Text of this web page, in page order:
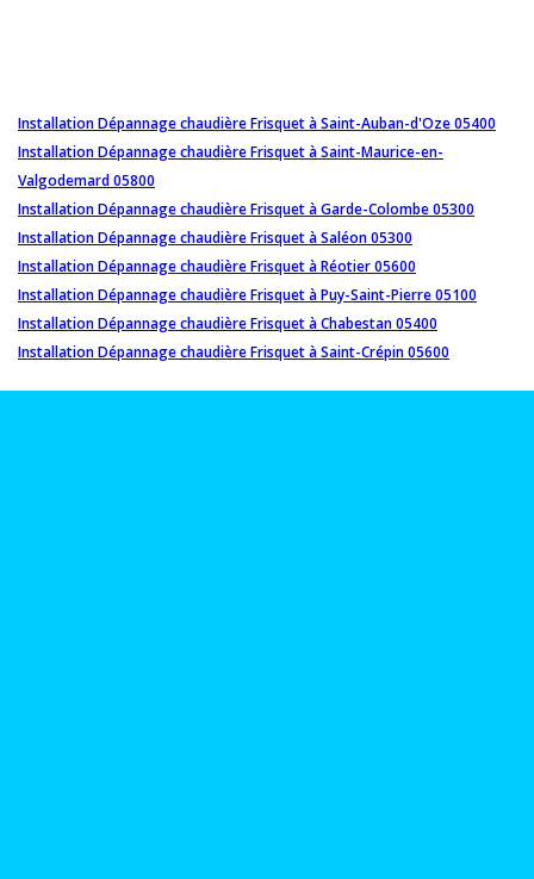
Installation Dépannage chaudière Frisquet à Saint-Auban-d'Oze 05400
Installation Dépannage chaudière Frisquet à Saint-Maurice-en-
Valgodemard 05800
Installation Dépannage chaudière Frisquet à Garde-Colombe 05300
Installation Dépannage chaudière Frisquet à Saléon 05300
Installation Dépannage chaudière Frisquet à Réotier 05600
Installation Dépannage chaudière Frisquet à Puy-Saint-Pierre 05100
Installation Dépannage chaudière Frisquet à Chabestan 05400
Installation Dépannage chaudière Frisquet à Saint-Crépin 05600